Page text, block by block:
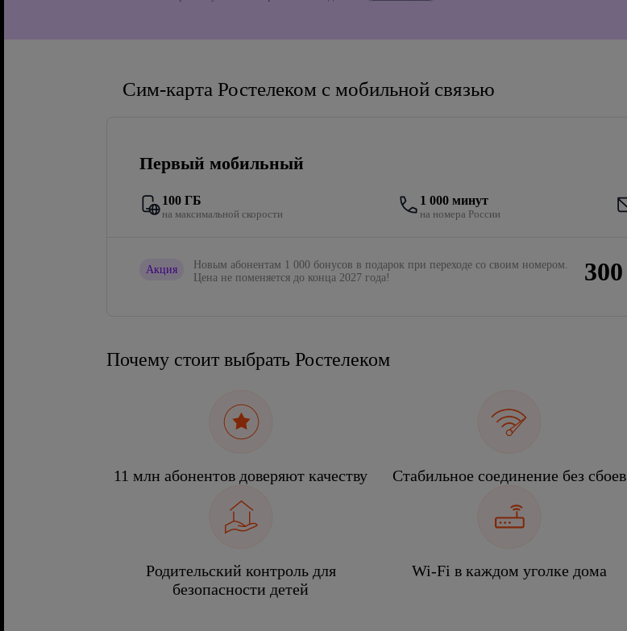
Сим-карта Ростелеком с мобильной связью
Первый мобильный
100 ГБ
на максимальной скорости
1 000 минут
на номера России
Акция
Новым абонентам 1 000 бонусов в подарок при переходе со своим номером.
Цена не поменяется до конца 2027 года!
300
Почему стоит выбрать Ростелеком
11 млн абонентов доверяют качеству Стабильное соединение без сбоев
Родительский контроль для
безопасности детей
Wi-Fi в каждом уголке дома